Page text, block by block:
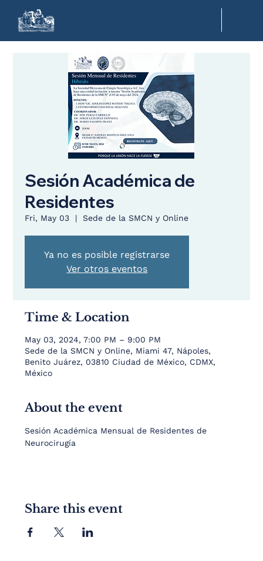
Sesión Académica de
Residentes
Fri, May 03
  |
Sede de la SMCN y Online
Ya no es posible registrarse
Ver otros eventos
Time & Location
May 03, 2024, 7:00 PM – 9:00 PM
Sede de la SMCN y Online, Miami 47, Nápoles,
Benito Juárez, 03810 Ciudad de México, CDMX,
México
About the event
Sesión Académica Mensual de Residentes de
Neurocirugía
Share this event